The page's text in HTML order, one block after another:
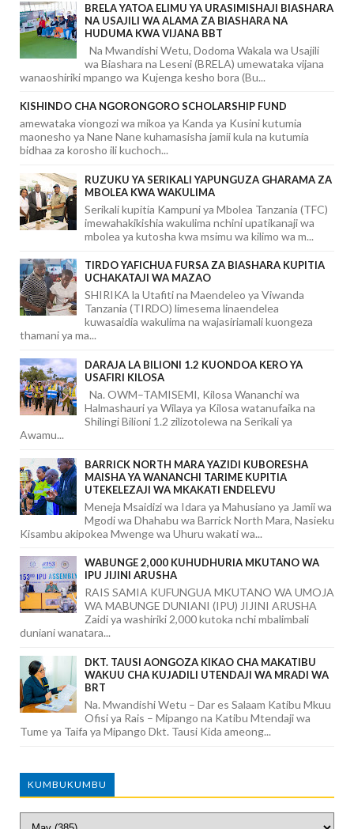
BRELA YATOA ELIMU YA URASIMISHAJI BIASHARA
NA USAJILI WA ALAMA ZA BIASHARA NA
HUDUMA KWA VIJANA BBT
Na Mwandishi Wetu, Dodoma Wakala wa Usajili
wa Biashara na Leseni (BRELA) umewataka vijana
wanaoshiriki mpango wa Kujenga kesho bora (Bu...
KISHINDO CHA NGORONGORO SCHOLARSHIP FUND
amewataka viongozi wa mikoa ya Kanda ya Kusini kutumia
maonesho ya Nane Nane kuhamasisha jamii kula na kutumia
bidhaa za korosho ili kuchoch...
RUZUKU YA SERIKALI YAPUNGUZA GHARAMA ZA
MBOLEA KWA WAKULIMA
Serikali kupitia Kampuni ya Mbolea Tanzania (TFC)
imewahakikishia wakulima nchini upatikanaji wa
mbolea ya kutosha kwa msimu wa kilimo wa m...
TIRDO YAFICHUA FURSA ZA BIASHARA KUPITIA
UCHAKATAJI WA MAZAO
SHIRIKA la Utafiti na Maendeleo ya Viwanda
Tanzania (TIRDO) limesema linaendelea
kuwasaidia wakulima na wajasiriamali kuongeza
thamani ya ma...
DARAJA LA BILIONI 1.2 KUONDOA KERO YA
USAFIRI KILOSA
Na. OWM–TAMISEMI, Kilosa Wananchi wa
Halmashauri ya Wilaya ya Kilosa watanufaika na
Shilingi Bilioni 1.2 zilizotolewa na Serikali ya
Awamu...
BARRICK NORTH MARA YAZIDI KUBORESHA
MAISHA YA WANANCHI TARIME KUPITIA
UTEKELEZAJI WA MKAKATI ENDELEVU
Meneja Msaidizi wa Idara ya Mahusiano ya Jamii wa
Mgodi wa Dhahabu wa Barrick North Mara, Nasieku
Kisambu akipokea Mwenge wa Uhuru wakati wa...
WABUNGE 2,000 KUHUDHURIA MKUTANO WA
IPU JIJINI ARUSHA
RAIS SAMIA KUFUNGUA MKUTANO WA UMOJA
WA MABUNGE DUNIANI (IPU) JIJINI ARUSHA
Zaidi ya washiriki 2,000 kutoka nchi mbalimbali
duniani wanatara...
DKT. TAUSI AONGOZA KIKAO CHA MAKATIBU
WAKUU CHA KUJADILI UTENDAJI WA MRADI WA
BRT
Na. Mwandishi Wetu – Dar es Salaam Katibu Mkuu
Ofisi ya Rais – Mipango na Katibu Mtendaji wa
Tume ya Taifa ya Mipango Dkt. Tausi Kida ameong...
KUMBUKUMBU